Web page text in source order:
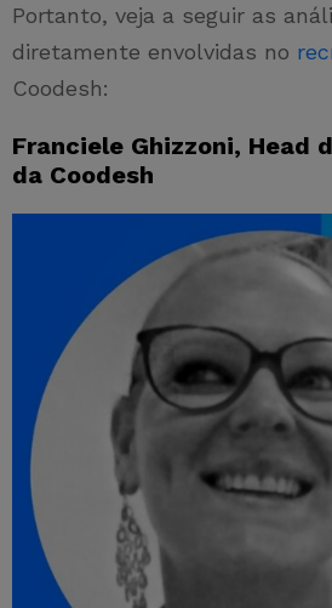
Portanto, veja a seguir as
diretamente envolvidas no
Coodesh:
Franciele Ghizzoni, Head
da Coodesh